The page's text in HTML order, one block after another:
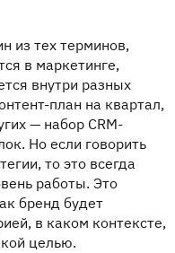
из тех терминов,
в маркетинге,
внутри разных
план на квартал,
— набор CRM-
Но если говорить
то это всегда
работы. Это
бренд будет
в каком контексте,
целью.